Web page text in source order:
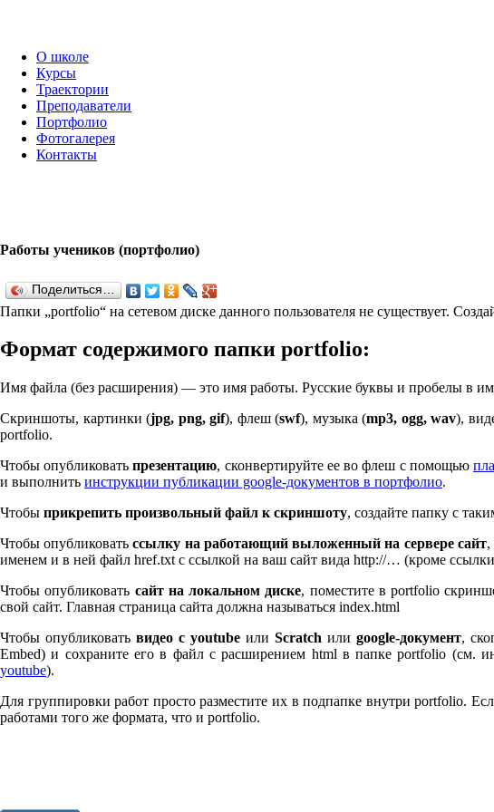
О школе
Курсы
Траектории
Преподаватели
Портфолио
Фотогалерея
Контакты
Работы учеников (портфолио)
Поделиться…
Папки „port­fo­lio“ на сетевом диске данного пользователя не существует.
Формат содержимого папки port­fo­lio:
Имя файла (без расширения) — это имя работы. Русские буквы и пробелы в
Скриншоты, картинки (jpg, png, gif), флеш (swf), музыка (mp3, ogg, wav),
port­fo­lio.
Чтобы опубликоватьпрезентацию, сконвертируйте ее во флеш с помощью
и выполнить инструкции публикации google-документов в портфолио.
Чтобы прикрепить произвольный файл к скриншоту, создайте папку с
Чтобы опубликоватьссылку на работающий выложенный на сервере сайт,
именем и в ней файл href.txt с ссылкой на ваш сайт вида http://… (кроме
Чтобы опубликовать сайт на локальном диске, поместите в port­fo­lio
свой сайт. Главная страница сайта должна называться index.html
Чтобы опубликоватьвидео с youtube илиScratch илиgoogle-документ,
Embed) и сохраните его в файл с расширением html в папке port­fo­lio (см.
youtube).
Для группировки работ просто разместите их в подпапке внутри port­fo­lio.
работами того же формата, что и port­fo­lio.